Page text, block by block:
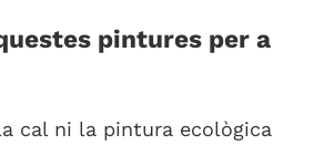
pintures per a
cal ni la pintura ecològica